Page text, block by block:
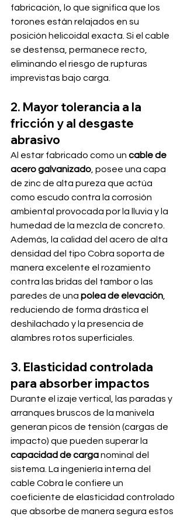
fabricación, lo que significa que los
torones están relajados en su
posición helicoidal exacta. Si el cable
se destensa, permanece recto,
eliminando el riesgo de rupturas
imprevistas bajo carga.
2. Mayor tolerancia a la
fricción y al desgaste
abrasivo
Al estar fabricado como un cable de
acero galvanizado , posee una capa
de zinc de alta pureza que actúa
como escudo contra la corrosión
ambiental provocada por la lluvia y la
humedad de la mezcla de concreto.
Además, la calidad del acero de alta
densidad del tipo Cobra soporta de
manera excelente el rozamiento
contra las bridas del tambor o las
paredes de una polea de elevación
reduciendo de forma drástica el
deshilachado y la presencia de
alambres rotos superficiales.
3. Elasticidad controlada
para absorber impactos
Durante el izaje vertical, las paradas y
arranques bruscos de la manivela
generan picos de tensión (cargas de
impacto) que pueden superar la
capacidad de carga nominal del
sistema. La ingeniería interna del
cable Cobra le confiere un
coeficiente de elasticidad controlado
que absorbe de manera segura estos